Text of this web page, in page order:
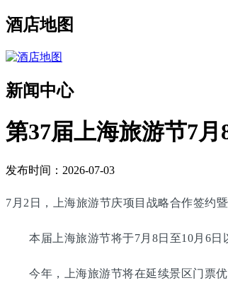
酒店地图
新闻中心
第37届上海旅游节7月
发布时间：2026-07-03
7月2日，上海旅游节庆项目战略合作签约
本届上海旅游节将于7月8日至10月6日以
今年，上海旅游节将在延续景区门票优